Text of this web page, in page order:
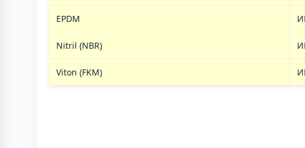
EPDM
Nitril (NBR)
Viton (FKM)